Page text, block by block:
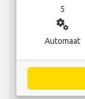
5
miscellaneous_services
Automaat